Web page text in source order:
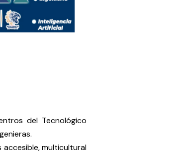
del Tecnológico
multicultural